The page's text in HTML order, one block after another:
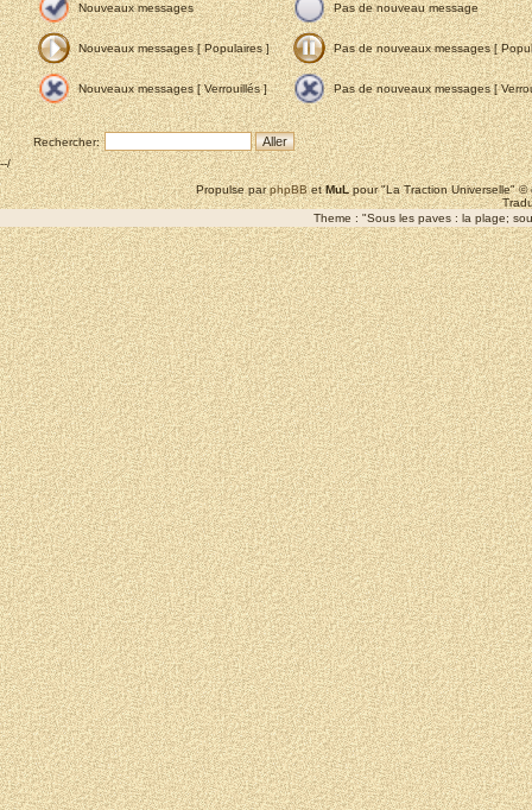
Nouveaux messages Pas de nouveau message
Nouveaux messages [ Populaires ] Pas de nouveaux messages [
Nouveaux messages [ Verrouillés ] Pas de nouveaux messages [
Rechercher:
--/
Propulse parphpBBetMuLpour "La Traction Universelle"
Theme : "Sous les paves : la plage;